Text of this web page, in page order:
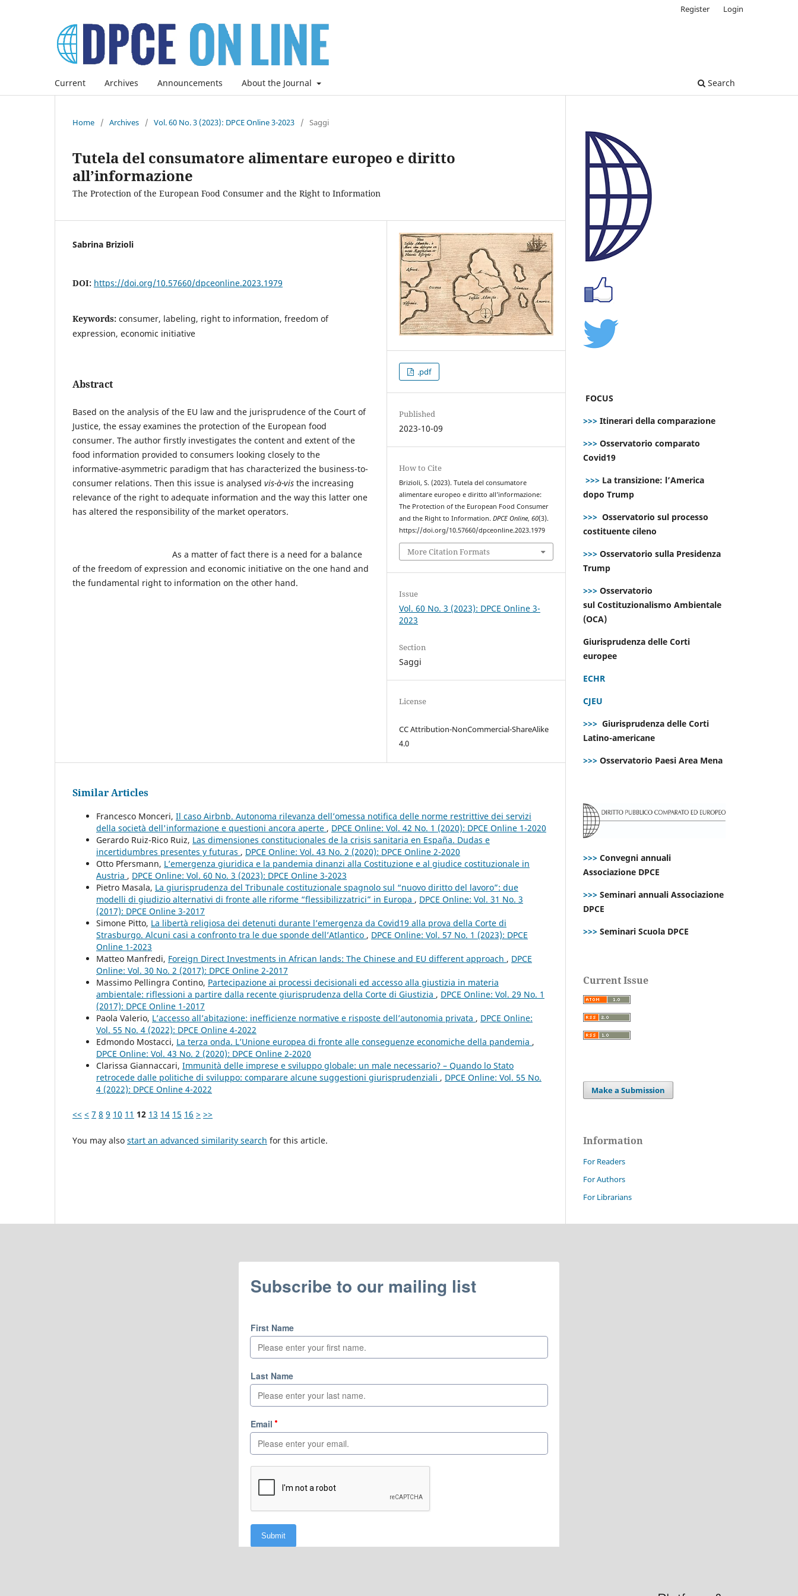
Current Archives Announcements About the Journal Search
Register Login
Home / Archives / Vol. 60 No. 3 (2023): DPCE Online 3-2023 / Saggi
Tutela del consumatore alimentare europeo e diritto
all’informazione
The Protection of the European Food Consumer and the Right to Information
Sabrina Brizioli
DOI: https://doi.org/10.57660/dpceonline.2023.1979
Keywords: consumer, labeling, right to information, freedom of
expression, economic initiative
Abstract
Based on the analysis of the EU law and the jurisprudence of the Court of
Justice, the essay examines the protection of the European food
consumer. The author firstly investigates the content and extent of the
food information provided to consumers looking closely to the
informative-asymmetric paradigm that has characterized the business-to-
consumer relations. Then this issue is analysed vis-à-vis the increasing
relevance of the right to adequate information and the way this latter one
has altered the responsibility of the market operators.
As a matter of fact there is a need for a balance
of the freedom of expression and economic initiative on the one hand and
the fundamental right to information on the other hand.
.pdf
Published
2023-10-09
How to Cite
Brizioli, S. (2023). Tutela del consumatore
alimentare europeo e diritto all’informazione:
The Protection of the European Food Consumer
and the Right to Information.DPCE Online,60(3).
https://doi.org/10.57660/dpceonline.2023.1979
More Citation Formats
Issue
Vol. 60 No. 3 (2023): DPCE Online 3-
2023
Section
Saggi
License
CC Attribution-NonCommercial-ShareAlike
4.0
Similar Articles
Francesco Monceri, Il caso Airbnb. Autonoma rilevanza dell’omessa notifica delle norme restrittive dei servizi
della società dell'informazione e questioni ancora aperte , DPCE Online: Vol. 42 No. 1 (2020): DPCE Online 1-2020
Gerardo Ruiz-Rico Ruiz, Las dimensiones constitucionales de la crisis sanitaria en España. Dudas e
incertidumbres presentes y futuras , DPCE Online: Vol. 43 No. 2 (2020): DPCE Online 2-2020
Otto Pfersmann, L’emergenza giuridica e la pandemia dinanzi alla Costituzione e al giudice costituzionale in
Austria , DPCE Online: Vol. 60 No. 3 (2023): DPCE Online 3-2023
Pietro Masala, La giurisprudenza del Tribunale costituzionale spagnolo sul “nuovo diritto del lavoro”: due
modelli di giudizio alternativi di fronte alle riforme “flessibilizzatrici” in Europa , DPCE Online: Vol. 31 No. 3
(2017): DPCE Online 3-2017
Simone Pitto, La libertà religiosa dei detenuti durante l’emergenza da Covid19 alla prova della Corte di
Strasburgo. Alcuni casi a confronto tra le due sponde dell’Atlantico , DPCE Online: Vol. 57 No. 1 (2023): DPCE
Online 1-2023
Matteo Manfredi, Foreign Direct Investments in African lands: The Chinese and EU different approach , DPCE
Online: Vol. 30 No. 2 (2017): DPCE Online 2-2017
Massimo Pellingra Contino, Partecipazione ai processi decisionali ed accesso alla giustizia in materia
ambientale: riflessioni a partire dalla recente giurisprudenza della Corte di Giustizia , DPCE Online: Vol. 29 No. 1
(2017): DPCE Online 1-2017
Paola Valerio, L’accesso all’abitazione: inefficienze normative e risposte dell’autonomia privata , DPCE Online:
Vol. 55 No. 4 (2022): DPCE Online 4-2022
Edmondo Mostacci, La terza onda. L’Unione europea di fronte alle conseguenze economiche della pandemia ,
DPCE Online: Vol. 43 No. 2 (2020): DPCE Online 2-2020
Clarissa Giannaccari, Immunità delle imprese e sviluppo globale: un male necessario? – Quando lo Stato
retrocede dalle politiche di sviluppo: comparare alcune suggestioni giurisprudenziali , DPCE Online: Vol. 55 No.
4 (2022): DPCE Online 4-2022
<< < 7 8 9 10 11 12 13 14 15 16 > >>
You may also start an advanced similarity search for this article.
FOCUS
>>> Itinerari della comparazione
>>> Osservatorio comparato
Covid19
>>> La transizione: l’America
dopo Trump
>>> Osservatorio sul processo
costituente cileno
>>> Osservatorio sulla Presidenza
Trump
>>> Osservatorio
sul Costituzionalismo Ambientale
(OCA)
Giurisprudenza delle Corti
europee
ECHR
CJEU
>>> Giurisprudenza delle Corti
Latino-americane
>>> Osservatorio Paesi Area Mena
>>> Convegni annuali
Associazione DPCE
>>> Seminari annuali Associazione
DPCE
>>> Seminari Scuola DPCE
Current Issue
Make a Submission
Information
For Readers
For Authors
For Librarians